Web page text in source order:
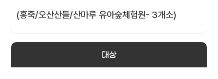
(홍죽/오산산들/산마루 유아숲체험원- 3개소)
대상